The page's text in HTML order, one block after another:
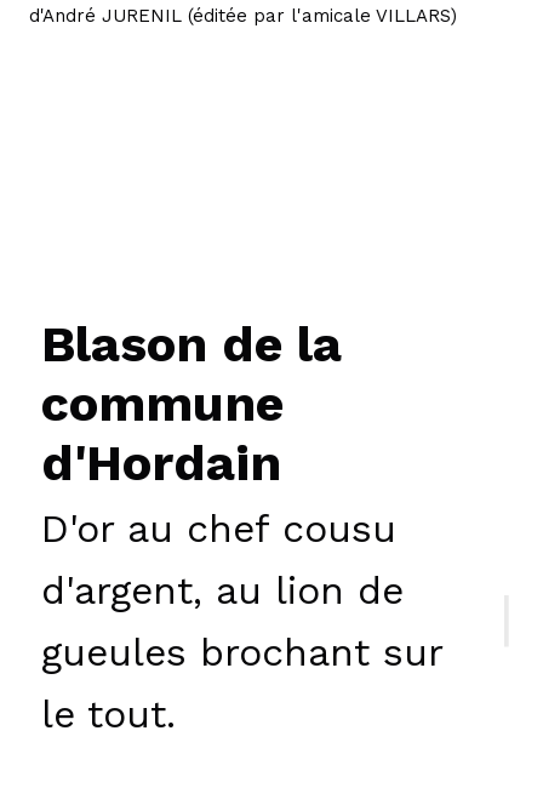
d'André JURENIL (éditée par l'amicale VILLARS)
Blason de la
commune
d'Hordain
D'or au chef cousu
d'argent, au lion de
gueules brochant sur
le tout.